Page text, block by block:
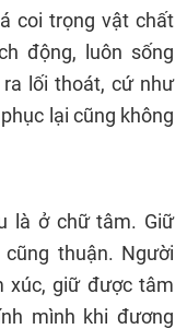
coi trọng vật chất
động, luôn sống
lối thoát, cứ như
lại cũng không
là ở chữ tâm. Giữ
thuận. Người
xúc, giữ được tâm
mình khi đương